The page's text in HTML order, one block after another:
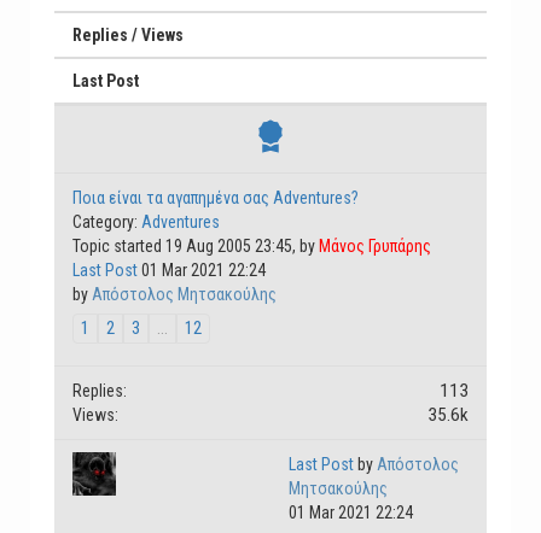
Replies / Views
Last Post
Ποια είναι τα αγαπημένα σας Adventures?
Category: Adventures
Topic started 19 Aug 2005 23:45, by Μάνος Γρυπάρης
Last Post01 Mar 2021 22:24
by Απόστολος Μητσακούλης
1 2 3 ... 12
Replies: 113
Views: 35.6k
Last Post by Απόστολος
Μητσακούλης
01 Mar 2021 22:24